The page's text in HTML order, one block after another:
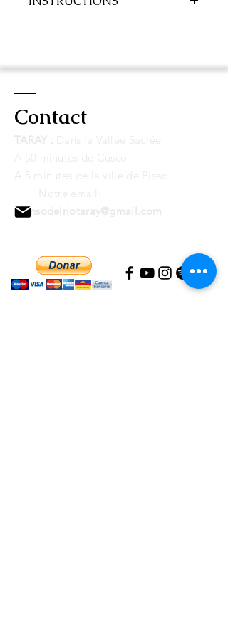
fois terminé, vous recevrezun lien de
Le paiement peut être effectué via
connectée à un compte Paypal. Une
fois terminé, vous recevrez un lien
pour télécharger l'album par email.
Contact
TARAY : Dans la Vallée Sacrée
A 50 minutes de Cusco
A 5 minutes de la ville de Pisac.
Notre email:
alonsodelriotaray@gmail.com